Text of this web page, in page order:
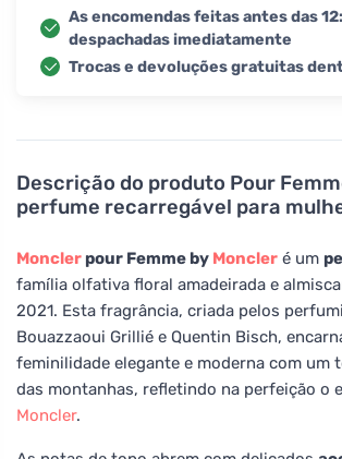
Descrição do produto Pour
perfume recarregável para
Moncler pour Femme by Moncler é um
família olfativa floral amadeirada e
2021. Esta fragrância, criada pelos
Bouazzaoui Grillié e Quentin Bisch,
feminilidade elegante e moderna com um
das montanhas, refletindo na perfeição o
Moncler.
As encomendas feitas antes das
despachadas imediatamente
Trocas e devoluções gratuitas